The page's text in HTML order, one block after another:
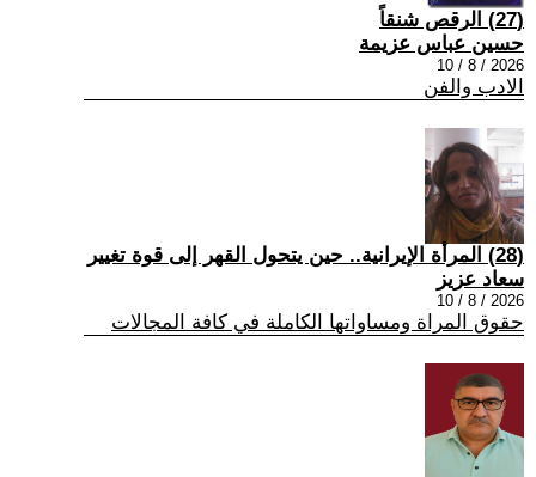
(27) الرقص شنقاً
حسين عباس عزيمة
2026 / 8 / 10
الادب والفن
(28) المرأة الإيرانية.. حين يتحول القهر إلى قوة تغيير
سعاد عزيز
2026 / 8 / 10
حقوق المراة ومساواتها الكاملة في كافة المجالات